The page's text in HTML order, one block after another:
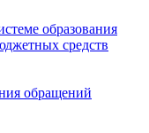
образования
средств
обращений